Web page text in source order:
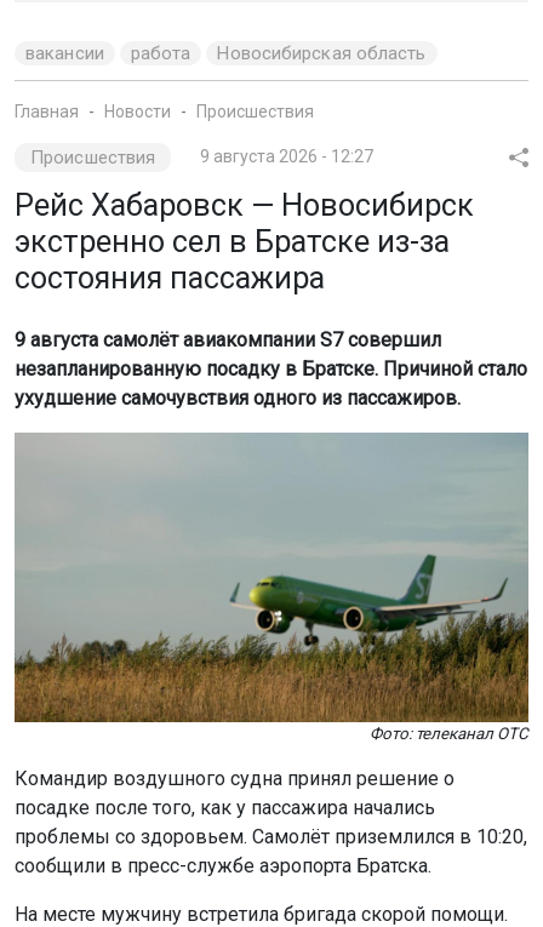
вакансии работа Новосибирская область
Главная Новости Происшествия
Происшествия 9 августа 2026 - 12:27
Рейс Хабаровск — Новосибирск
экстренно сел в Братске из-за
состояния пассажира
9 августа самолёт авиакомпании S7 совершил
незапланированную посадку в Братске. Причиной стало
ухудшение самочувствия одного из пассажиров.
Фото: телеканал ОТС
Командир воздушного судна принял решение о
посадке после того, как у пассажира начались
проблемы со здоровьем. Самолёт приземлился в 10:20,
сообщили в пресс-службе аэропорта Братска.
На месте мужчину встретила бригада скорой помощи.